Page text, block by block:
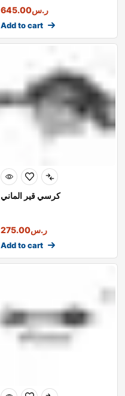
ر.س645.00
Add to cart
كرسي قير الماني
ر.س275.00
Add to cart